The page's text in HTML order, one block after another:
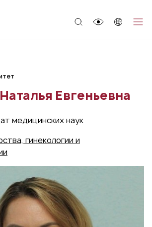
Евгеньевна
медицинских наук
гинекологии и